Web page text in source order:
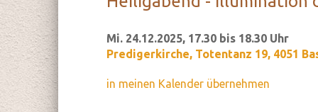
Mi. 24.12.2025, 17.30 bis 18.30 Uhr
Predigerkirche, Totentanz 19, 4051
in meinen Kalender übernehmen